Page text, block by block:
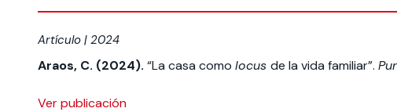
Artículo | 2024
Araos, C. (2024). “La casa como locus de la vida familiar”.
Ver publicación